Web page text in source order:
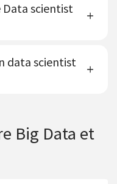
Data scientist
data scientist
Big Data et